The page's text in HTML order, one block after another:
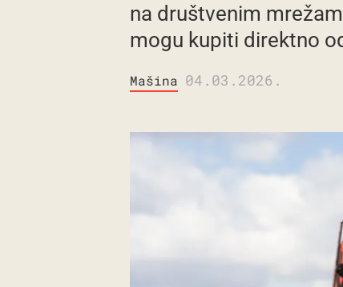
na društvenim
mogu kupiti direktno
Mašina 04.03.2026.